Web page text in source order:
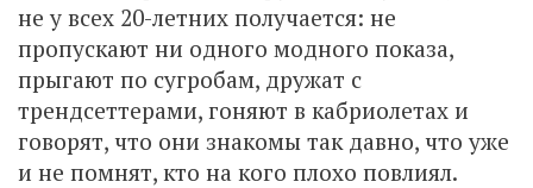
не у всех 20-летних получается: не
пропускают ни одного модного показа,
прыгают по сугробам, дружат с
трендсеттерами, гоняют в кабриолетах и
говорят, что они знакомы так давно, что уже
и не помнят, кто на кого плохо повлиял.